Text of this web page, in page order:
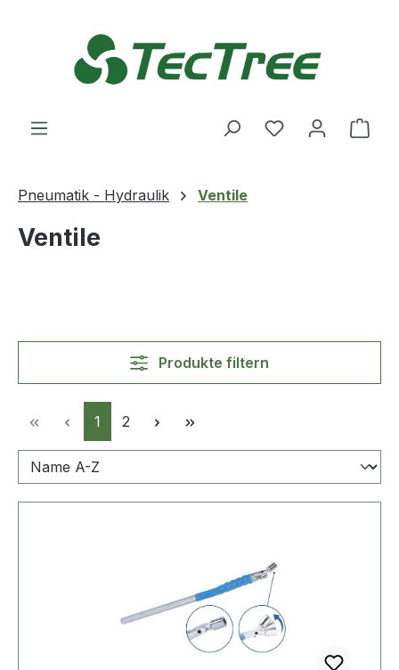
Du hast 0
Pneumatik - Hydraulik Ventile
Ventile
Produkte filtern
Seite
1 Seite
2